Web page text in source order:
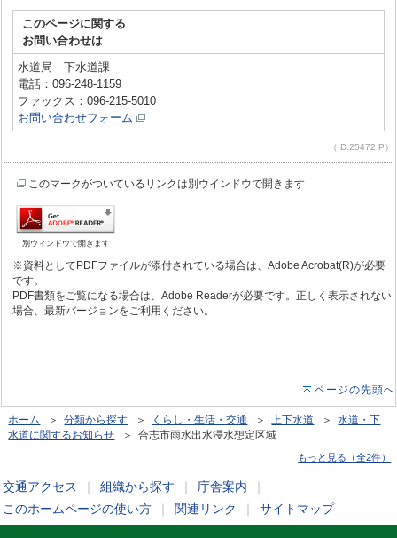
このページに関する
お問い合わせは
水道局 下水道課
電話：096-248-1159
ファックス：096-215-5010
お問い合わせフォーム
（ID:25472 P）
このマークがついているリンクは別ウインドウで開きます
別ウィンドウで開きます
※資料としてPDFファイルが添付されている場合は、Adobe Acrobat(R)が必要
です。
PDF書類をご覧になる場合は、Adobe Readerが必要です。正しく表示されない
場合、最新バージョンをご利用ください。
ページの先頭へ
ホーム ＞分類から探す ＞ くらし・生活・交通 ＞上下水道 ＞水道・下
水道に関するお知らせ ＞ 合志市雨水出水浸水想定区域
もっと見る（全2件）
交通アクセス 組織から探す 庁舎案内
このホームページの使い方
関連リンク サイトマップ